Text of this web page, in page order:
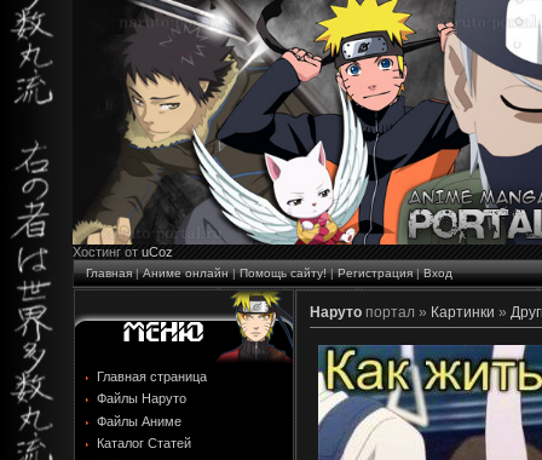
Хостинг от uCoz
Главная|Аниме онлайн|Помощь сайту!|Регистрация|Вход
Главная страница
Файлы Наруто
Файлы Аниме
Каталог Статей
Наруто портал » Картинки »